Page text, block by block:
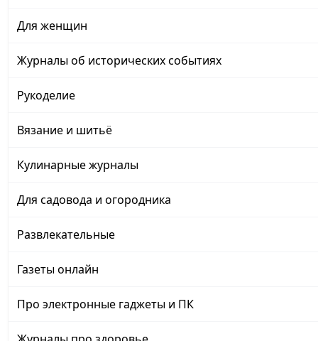
Для женщин
Журналы об исторических событиях
Рукоделие
Вязание и шитьё
Кулинарные журналы
Для садовода и огородника
Развлекательные
Газеты онлайн
Про электронные гаджеты и ПК